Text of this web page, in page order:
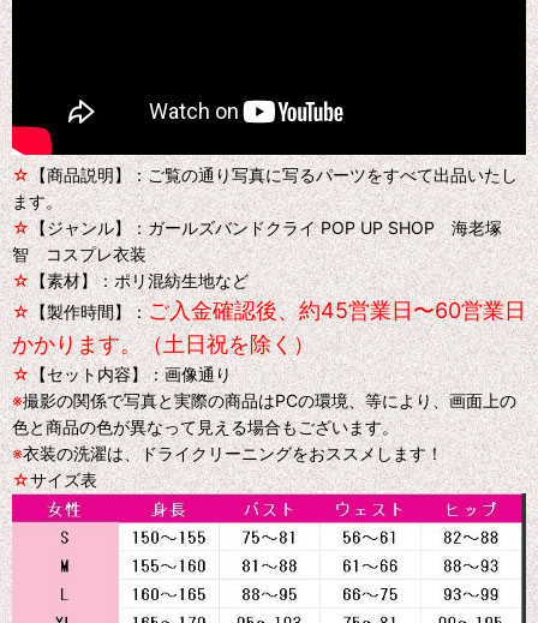
☆【商品説明】：ご覧の通り写真に写るパーツをすべて出品いたし
ます。
☆【ジャンル】：ガールズバンドクライ POP UP SHOP 海老塚
智 コスプレ衣装
☆【素材】：ポリ混紡生地など
☆【製作時間】：ご入金確認後、約45営業日〜60営業日
かかります。（土日祝を除く）
☆【セット内容】：画像通り
※撮影の関係で写真と実際の商品はPCの環境、等により、画面上の
色と商品の色が異なって見える場合もございます。
※衣装の洗濯は、ドライクリーニングをおススメします！
☆サイズ表